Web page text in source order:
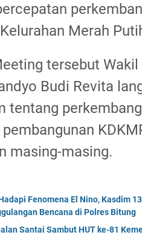
Merah
tersebut
Budi Revita
tentang
masing-masing.
Fenomena El Nino, Kasdim
Bencana di Polres Bitung
Santai Sambut HUT ke-81